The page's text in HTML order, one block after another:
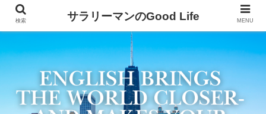
検索 サラリーマンのGood Life MENU